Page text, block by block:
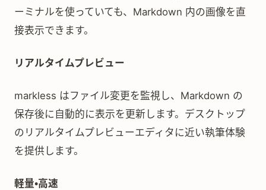
ーミナルを使っていても、Markdown 内の画像を直
接表示できます。
リアルタイムプレビュー
markless はファイル変更を監視し、Markdown の
保存後に自動的に表示を更新します。デスクトップ
のリアルタイムプレビューエディタに近い執筆体験
を提供します。
軽量・高速